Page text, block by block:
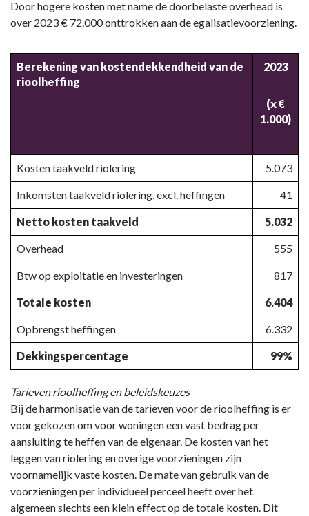
Door hogere kosten met name de doorbelaste overhead is
over 2023 € 72.000 onttrokken aan de egalisatievoorziening.
Berekening van kostendekkendheid van de
rioolheffing
2023
(x €
1.000)
Kosten taakveld riolering 5.073
Inkomsten taakveld riolering, excl. heffingen 41
Netto kosten taakveld 5.032
Overhead 555
Btw op exploitatie en investeringen 817
Totale kosten 6.404
Opbrengst heffingen 6.332
Dekkingspercentage 99%
Tarieven rioolheffing en beleidskeuzes
Bij de harmonisatie van de tarieven voor de rioolheffing is er
voor gekozen om voor woningen een vast bedrag per
aansluiting te heffen van de eigenaar. De kosten van het
leggen van riolering en overige voorzieningen zijn
voornamelijk vaste kosten. De mate van gebruik van de
voorzieningen per individueel perceel heeft over het
algemeen slechts een klein effect op de totale kosten. Dit